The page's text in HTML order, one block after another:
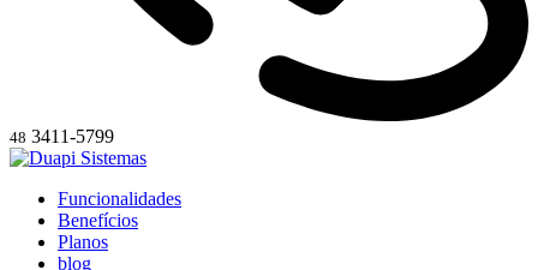
48 3411-5799
Funcionalidades
Benefícios
Planos
blog